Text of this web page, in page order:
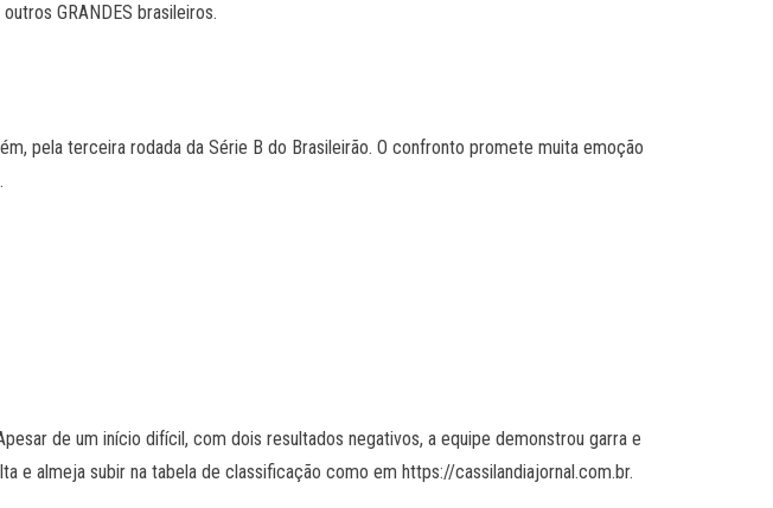
outros GRANDES brasileiros.
pela terceira rodada da Série B do Brasileirão. O confronto promete muita emoção
de um início difícil, com dois resultados negativos, a equipe demonstrou garra e
e almeja subir na tabela de classificação como em https://cassilandiajornal.com.br.